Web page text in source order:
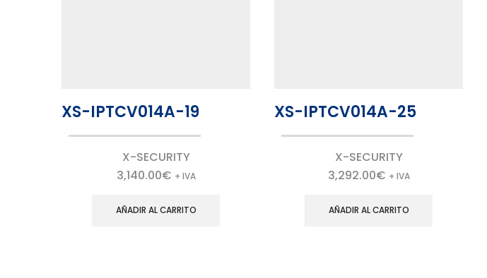
XS-IPTCV014A-19
X-SECURITY
3,140.00€ + IVA
AÑADIR AL CARRITO
XS-IPTCV014A-25
X-SECURITY
3,292.00€ + IVA
AÑADIR AL CARRITO